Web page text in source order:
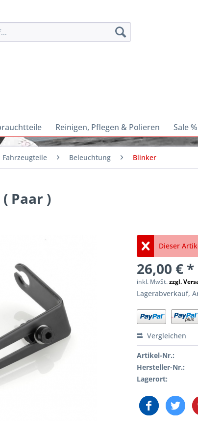
Reinigen, Pflegen & Polieren Sale %
Fahrzeugteile Beleuchtung Blinker
Paar )
Dieser
26,00 € *
inkl. MwSt.zzgl.
Lagerabverkauf,
Vergleichen
Artikel-Nr.:
Hersteller-Nr.:
Lagerort: